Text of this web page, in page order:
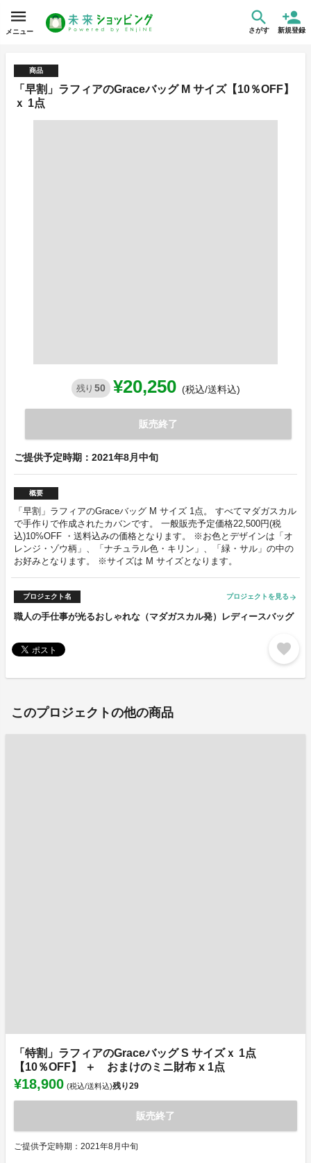
メニュー さがす 新規登録
商品
「早割」ラフィアのGraceバッグ M サイズ【10％OFF】
ｘ 1点
残り 50 ¥20,250 (税込/送料込)
販売終了
ご提供予定時期：2021年8月中旬
概要
「早割」ラフィアのGraceバッグ M サイズ 1点。 すべてマダガスカル
で手作りで作成されたカバンです。 一般販売予定価格22,500円(税
込)10%OFF ・送料込みの価格となります。 ※お色とデザインは「オ
レンジ・ゾウ柄」、「ナチュラル色・キリン」、「緑・サル」の中の
お好みとなります。 ※サイズは M サイズとなります。
プロジェクト名 プロジェクトを見る arrow_forward
職人の手仕事が光るおしゃれな（マダガスカル発）レディースバッグ
favorite
このプロジェクトの他の商品
「特割」ラフィアのGraceバッグ S サイズｘ 1点
【10％OFF】 ＋ おまけのミニ財布 x 1点
¥18,900 (税込/送料込)残り29
販売終了
ご提供予定時期：2021年8月中旬